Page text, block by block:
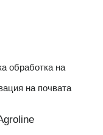
обработка на
на почвата